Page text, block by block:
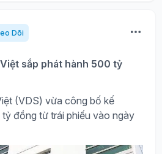
Dõi
sắp phát hành 500 tỷ
(VDS) vừa công bố kế
đồng từ trái phiếu vào ngày